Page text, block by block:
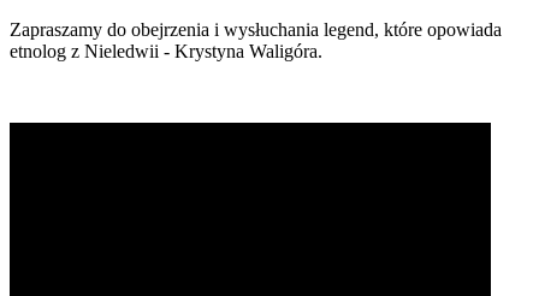
Zapraszamy do obejrzenia i wysłuchania legend, które opowiada
etnolog z Nieledwii - Krystyna Waligóra.